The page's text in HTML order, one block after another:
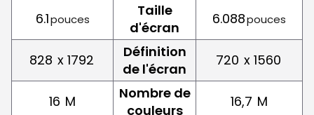
6.1pouces
Taille
d'écran
6.088pouces
828 x 1792
Définition
de l'écran
720 x 1560
16 M
Nombre de
couleurs
16,7 M